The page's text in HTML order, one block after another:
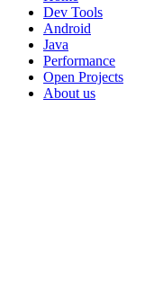
content
Dev Tools
Android
Java
Performance
Open Projects
About us